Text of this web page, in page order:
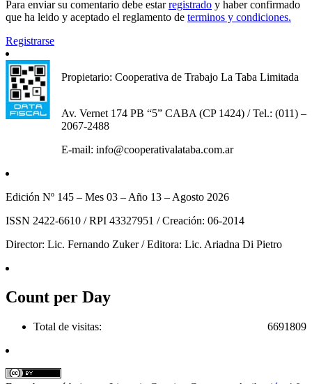
Para enviar su comentario debe estarregistrado y haber confirmado
que ha leido y aceptado el reglamento de terminos y condiciones.
Registrarse
Propietario: Cooperativa de Trabajo La Taba Limitada
Av. Vernet 174 PB “5” CABA (CP 1424) / Tel.: (011) –
2067-2488
E-mail: info@cooperativalataba.com.ar
Edición Nº 145 – Mes 03 – Año 13 – Agosto 2026
ISSN 2422-6610 / RPI 43327951 / Creación: 06-2014
Director: Lic. Fernando Zuker / Editora: Lic. Ariadna Di Pietro
Count per Day
6691809
Total de visitas: